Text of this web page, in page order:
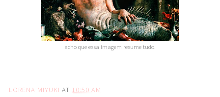
acho que essa imagem resume tudo.
LORENA MIYUKI AT 10:50 AM